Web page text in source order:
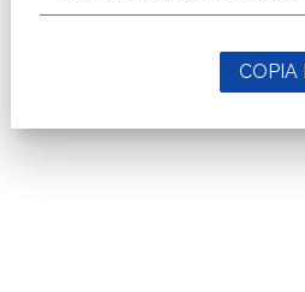
COPIA